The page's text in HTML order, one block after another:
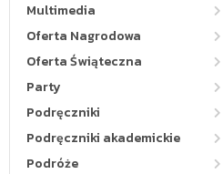
Multimedia
Oferta Nagrodowa
Oferta Świąteczna
Party
Podręczniki
Podręczniki akademickie
Podróże